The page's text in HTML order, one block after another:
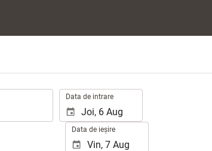
Data de intrare
Data de ieșire